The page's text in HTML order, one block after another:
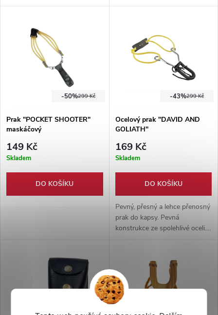
klasické ruční pistole, lze nabít
je postupně.
mechanismem. Sada ze dřeva
299 Kč
-50%
Prak "POCKET SHOOTER"
maskáčový
149 Kč
Skladem
DO KOŠÍKU
299 Kč
-43%
Ocelový prak "DAVID AND
GOLIATH"
169 Kč
Skladem
DO KOŠÍKU
Pevný, přesný a lehce přenosný
prak do kapsy. Pevná
konstrukce ze spolehlivé oceli.
pružná guma.